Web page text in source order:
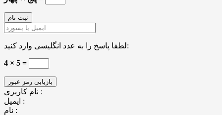
لطفا پاسخ را به عدد انگلیسی وارد کنید:
4 × 5 =
نام کاربری :
ایمیل :
نام :